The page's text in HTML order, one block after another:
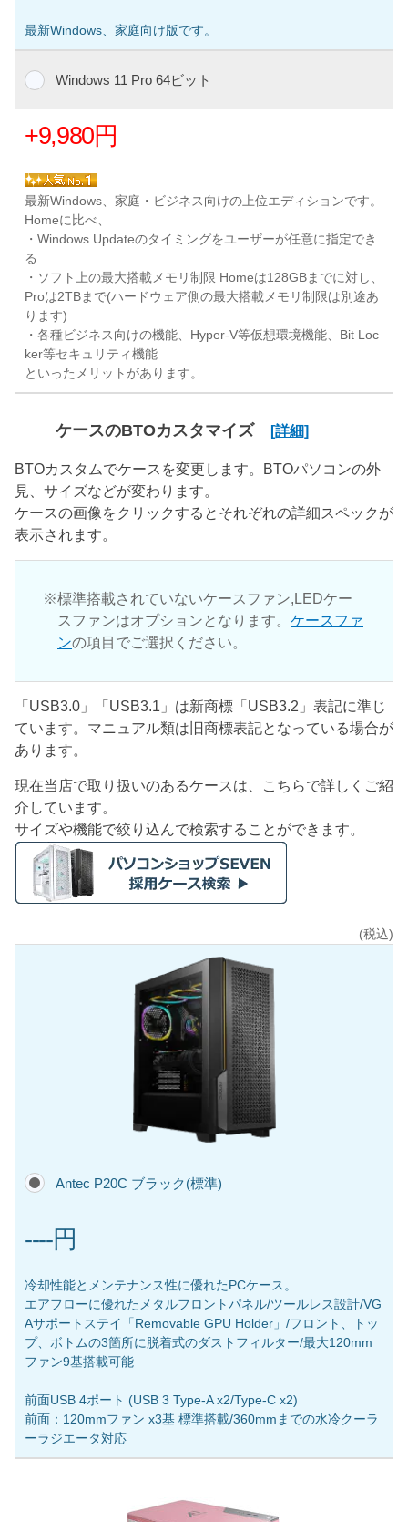
最新Windows、家庭向け版です。
Windows 11 Pro 64ビット
+9,980円
最新Windows、家庭・ビジネス向けの上位エディションです。
Homeに比べ、
・Windows Updateのタイミングをユーザーが任意に指定でき
る
・ソフト上の最大搭載メモリ制限 Homeは128GBまでに対し、
Proは2TBまで(ハードウェア側の最大搭載メモリ制限は別途あ
ります)
・各種ビジネス向けの機能、Hyper-V等仮想環境機能、Bit Loc
ker等セキュリティ機能
といったメリットがあります。
ケースのBTOカスタマイズ [詳細]
BTOカスタムでケースを変更します。BTOパソコンの外
見、サイズなどが変わります。
ケースの画像をクリックするとそれぞれの詳細スペックが
表示されます。
標準搭載されていないケースファン,LEDケー
スファンはオプションとなります。 ケースファ
ンの項目でご選択ください。
「USB3.0」「USB3.1」は新商標「USB3.2」表記に準じ
ています。マニュアル類は旧商標表記となっている場合が
あります。
現在当店で取り扱いのあるケースは、こちらで詳しくご紹
介しています。
サイズや機能で絞り込んで検索することができます。
(税込)
Antec P20C ブラック(標準)
----円
冷却性能とメンテナンス性に優れたPCケース。
エアフローに優れたメタルフロントパネル/ツールレス設計/VG
Aサポートステイ「Removable GPU Holder」/フロント、トッ
プ、ボトムの3箇所に脱着式のダストフィルター/最大120mm
ファン9基搭載可能
前面USB 4ポート (USB 3 Type-A x2/Type-C x2)
前面：120mmファン x3基 標準搭載/360mmまでの水冷クーラ
ーラジエータ対応